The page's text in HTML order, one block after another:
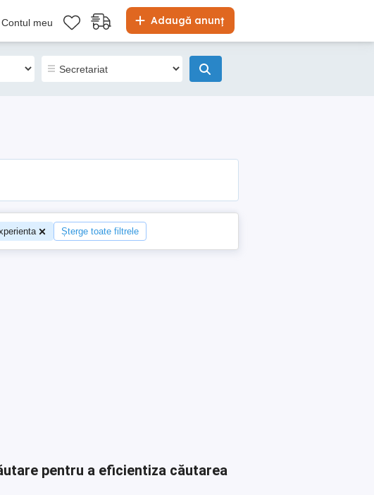
Adaugă anunț
Contul meu
Șterge toate filtrele
pentru a eficientiza căutarea